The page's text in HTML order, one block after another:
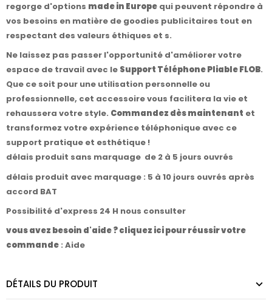
regorge d'options made in Europe qui peuvent répondre à
vos besoins en matière de goodies publicitaires tout en
respectant des valeurs éthiques et s.
Ne laissez pas passer l'opportunité d'améliorer votre
espace de travail avec le Support Téléphone Pliable FLOB.
Que ce soit pour une utilisation personnelle ou
professionnelle, cet accessoire vous facilitera la vie et
rehaussera votre style. Commandez dès maintenant et
transformez votre expérience téléphonique avec ce
support pratique et esthétique !
délais produit sans marquage de 2 à 5 jours ouvrés
délais produit avec marquage : 5 à 10 jours ouvrés après
accord BAT
Possibilité d'express 24 H nous consulter
vous avez besoin d'aide ? cliquez ici pour réussir votre
commande : Aide
DÉTAILS DU PRODUIT